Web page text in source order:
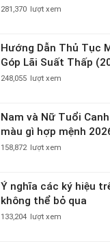
281,370 lượt xem
Hướng Dẫn Thủ Tục
Góp Lãi Suất Thấp
248,055 lượt xem
Nam và Nữ Tuổi
màu gì hợp mệnh
158,872 lượt xem
Ý nghĩa các ký hiệu
không thể bỏ qua
133,204 lượt xem